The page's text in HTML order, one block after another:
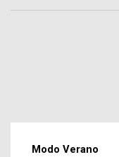
Modo Verano